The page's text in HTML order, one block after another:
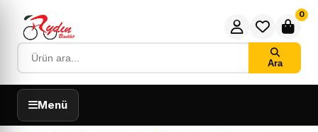
Ara
0
Menü